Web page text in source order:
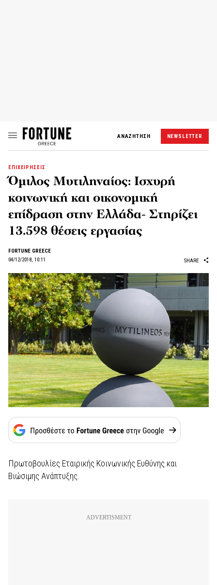
ΑΝΑΖΗΤΗΣΗ NEWSLETTER
ΕΠΙΧΕΙΡΗΣΕΙΣ
Όμιλος Μυτιληναίος: Ισχυρή
κοινωνική και οικονομική
επίδραση στην Ελλάδα- Στηρίζει
13.598 θέσεις εργασίας
FORTUNE GREECE
04/12/2018, 10:11
SHARE
Πρωτοβουλίες Εταιρικής Κοινωνικής Ευθύνης και
Βιώσιμης Ανάπτυξης.